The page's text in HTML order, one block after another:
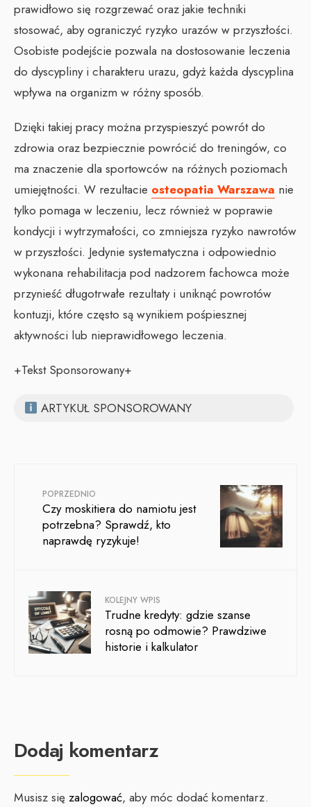
prawidłowo się rozgrzewać oraz jakie techniki
stosować, aby ograniczyć ryzyko urazów w przyszłości.
Osobiste podejście pozwala na dostosowanie leczenia
do dyscypliny i charakteru urazu, gdyż każda dyscyplina
wpływa na organizm w różny sposób.
Dzięki takiej pracy można przyspieszyć powrót do
zdrowia oraz bezpiecznie powrócić do treningów, co
ma znaczenie dla sportowców na różnych poziomach
umiejętności. W rezultacie osteopatia Warszawa nie
tylko pomaga w leczeniu, lecz również w poprawie
kondycji i wytrzymałości, co zmniejsza ryzyko nawrotów
w przyszłości. Jedynie systematyczna i odpowiednio
wykonana rehabilitacja pod nadzorem fachowca może
przynieść długotrwałe rezultaty i uniknąć powrotów
kontuzji, które często są wynikiem pośpiesznej
aktywności lub nieprawidłowego leczenia.
+Tekst Sponsorowany+
ARTYKUŁ SPONSOROWANY
POPRZEDNIO
Czy moskitiera do namiotu jest
potrzebna? Sprawdź, kto
naprawdę ryzykuje!
KOLEJNY WPIS
Trudne kredyty: gdzie szanse
rosną po odmowie? Prawdziwe
historie i kalkulator
Dodaj komentarz
Musisz się zalogować, aby móc dodać komentarz.